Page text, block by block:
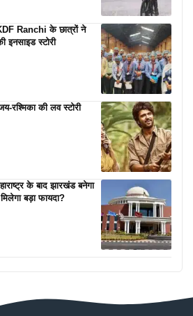
Ranchi के छात्रों ने
स्टोरी
रश्मिका की लव स्टोरी
के बाद झारखंड बनेगा
मिलेगा बड़ा फायदा?